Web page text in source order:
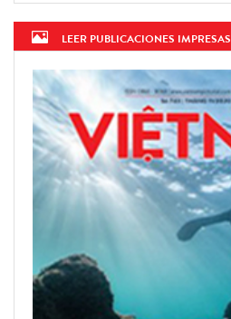
LEER PUBLICACIONES IMPRESAS